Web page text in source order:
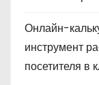
Онлайн-
инструмент
посетителя в